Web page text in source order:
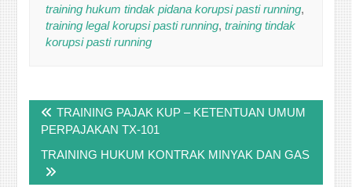
training hukum tindak pidana korupsi pasti running,
training legal korupsi pasti running,training tindak
korupsi pasti running
navigation
TRAINING PAJAK KUP – KETENTUAN UMUM
PERPAJAKAN TX-101
TRAINING HUKUM KONTRAK MINYAK DAN GAS